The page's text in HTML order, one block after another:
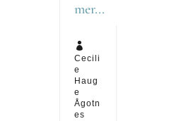
mer...

Cecili
e
Haug
e
Ågotn
es